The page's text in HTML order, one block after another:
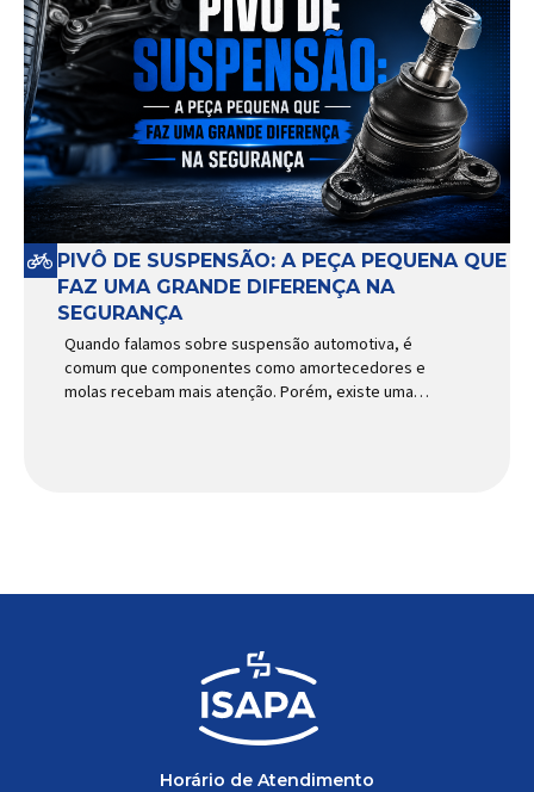
PIVÔ DE SUSPENSÃO: A PEÇA PEQUENA QUE
FAZ UMA GRANDE DIFERENÇA NA
SEGURANÇA
Quando falamos sobre suspensão automotiva, é
comum que componentes como amortecedores e
molas recebam mais atenção. Porém, existe uma
Horário de Atendimento